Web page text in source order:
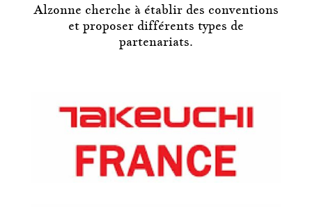
Alzonne cherche à établir des conventions
et proposer différents types de
partenariats.